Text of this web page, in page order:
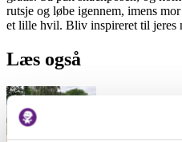
rutsje og løbe igennem, imens
et lille hvil. Bliv inspireret til jeres
Læs også